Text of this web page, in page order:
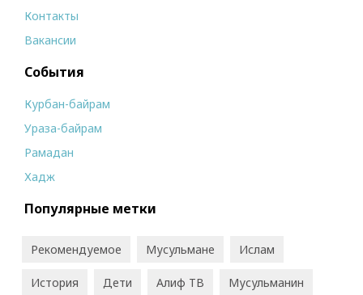
Контакты
Вакансии
События
Курбан-байрам
Ураза-байрам
Рамадан
Хадж
Популярные метки
Рекомендуемое Мусульмане Ислам
История Дети Алиф ТВ Мусульманин